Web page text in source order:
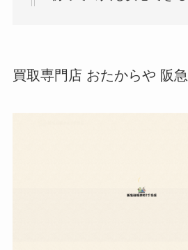
買取専門店 おたからや 阪